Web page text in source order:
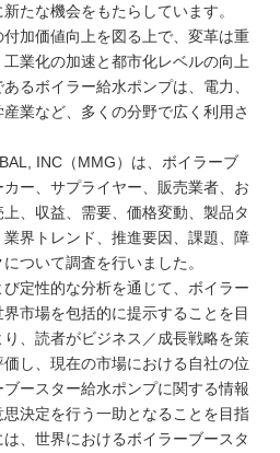
たな機会をもたらしています。
加価値向上を図る上で、変革は重
業化の加速と都市化レベルの向上
るボイラー給水ポンプは、電力、
業など、多くの分野で広く利用さ
INC（MMG）は、ボイラーブ
ー、サプライヤー、販売業者、お
、収益、需要、価格変動、製品タ
界トレンド、推進要因、課題、障
ついて調査を行いました。
定性的な分析を通じて、ボイラー
市場を包括的に提示することを目
、読者がビジネス／成長戦略を策
し、現在の市場における自社の位
ースター給水ポンプに関する情報
決定を行う一助となることを目指
、世界におけるボイラーブースタ